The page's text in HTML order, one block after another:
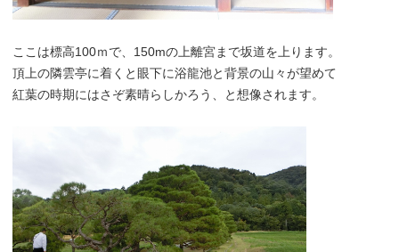
ここは標高100ｍで、150mの上離宮まで坂道を上ります。
頂上の隣雲亭に着くと眼下に浴龍池と背景の山々が望めて
紅葉の時期にはさぞ素晴らしかろう、と想像されます。